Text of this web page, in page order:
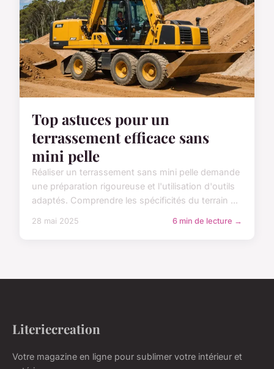
Top astuces pour un
terrassement efficace sans
mini pelle
Réaliser un terrassement sans mini pelle demande
une préparation rigoureuse et l'utilisation d'outils
adaptés. Comprendre les spécificités du terrain ...
28 mai 2025 6 min de lecture →
Literiecreation
Votre magazine en ligne pour sublimer votre intérieur et